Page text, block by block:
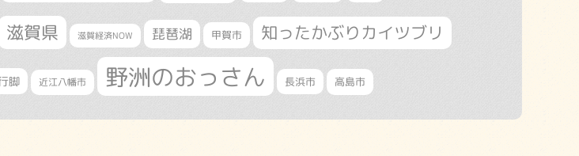
滋賀県 滋賀経済NOW 琵琶湖 甲賀市 知ったかぶりカイツブリ
脚 近江八幡市 野洲のおっさん 長浜市 高島市